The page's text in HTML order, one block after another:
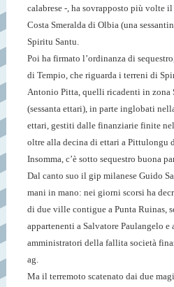
calabrese -, ha sovrapposto più volte
Costa Smeralda di Olbia (una
Spiritu Santu.
Poi ha firmato l’ordinanza di
di Tempio, che riguarda i terreni di
Antonio Pitta, quelli ricadenti in zona
(sessanta ettari), in parte inglobati
ettari, gestiti dalle finanziarie finite
oltre alla decina di ettari a Pittulongu
Insomma, c’è sotto sequestro buona
Dal canto suo il gip milanese Guido
mani in mano: nei giorni scorsi ha
di due ville contigue a Punta Ruinas,
appartenenti a Salvatore Paulangelo e
amministratori della fallita società
ag.
Ma il terremoto scatenato dai due